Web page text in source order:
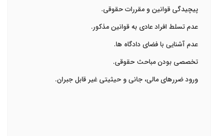
پیچیدگی قوانین و مقررات حقوقی.
عدم تسلط افراد عادی به قوانین مذکور.
عدم آشنایی با فضای دادگاه ها.
تخصصی بودن مباحث حقوقی.
ورود ضررهای مالی، جانی و حیثیتی غیر قابل جبران.